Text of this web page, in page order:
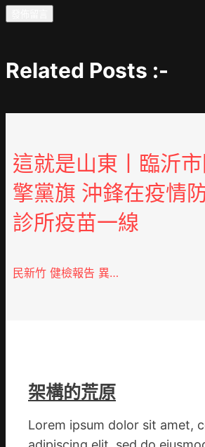
Related Posts :-
這就是山東丨臨沂
擎黨旗 沖鋒在疫情
診所疫苗一線
民新竹 健檢報告 異…
架構的荒原
Lorem ipsum dolor sit amet,